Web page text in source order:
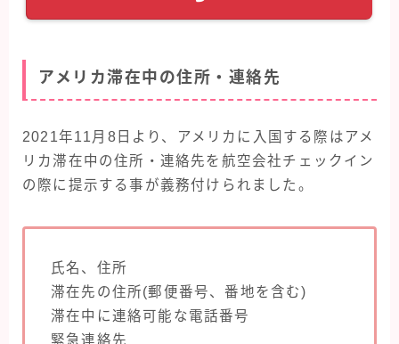
アメリカ滞在中の住所・連絡先
2021年11月8日より、アメリカに入国する際はアメ
リカ滞在中の住所・連絡先を航空会社チェックイン
の際に提示する事が義務付けられました。
氏名、住所
滞在先の住所(郵便番号、番地を含む)
滞在中に連絡可能な電話番号
緊急連絡先